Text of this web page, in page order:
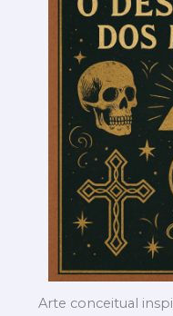
Arte conceitual